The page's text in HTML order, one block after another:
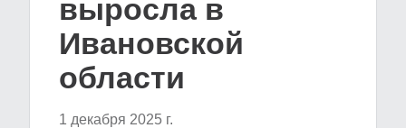
выросла в
Ивановской
области
1 декабря 2025 г.